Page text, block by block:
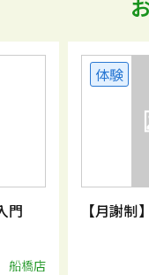
門
船橋店
体験
【月謝